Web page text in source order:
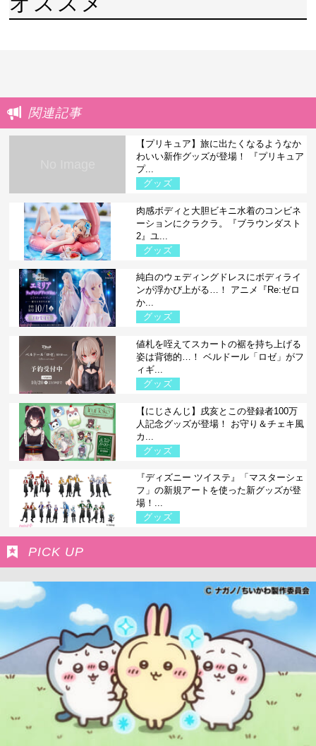
関連記事
【プリキュア】旅に出たくなるようなか
わいい新作グッズが登場！ 『プリキュア
プ...
グッズ
肉感ボディと大胆ビキニ水着のコンビネ
ーションにクラクラ。『ブラウンダスト
2』ユ...
グッズ
純白のウェディングドレスにボディライ
ンが浮かび上がる…！ アニメ『Re:ゼロ
か...
グッズ
値札を咥えてスカートの裾を持ち上げる
姿は背徳的…！ ベルドール「ロゼ」がフ
ィギ...
グッズ
【にじさんじ】戌亥とこの登録者100万
人記念グッズが登場！ お守り＆チェキ風
カ...
グッズ
『ディズニー ツイステ』「マスターシェ
フ」の新規アートを使った新グッズが登
場！...
グッズ
PICK UP